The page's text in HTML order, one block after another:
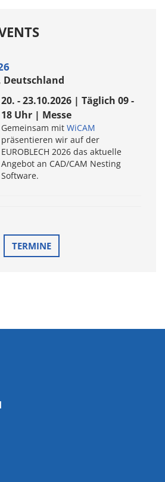
Deutschland
20. - 23.10.2026 | Täglich 09 -
18 Uhr | Messe
Gemeinsam mit WiCAM
präsentieren wir auf der
EUROBLECH 2026 das aktuelle
Angebot an CAD/CAM Nesting
Software.
TERMINE